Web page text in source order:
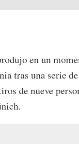
en un
tras una serie
de nueve